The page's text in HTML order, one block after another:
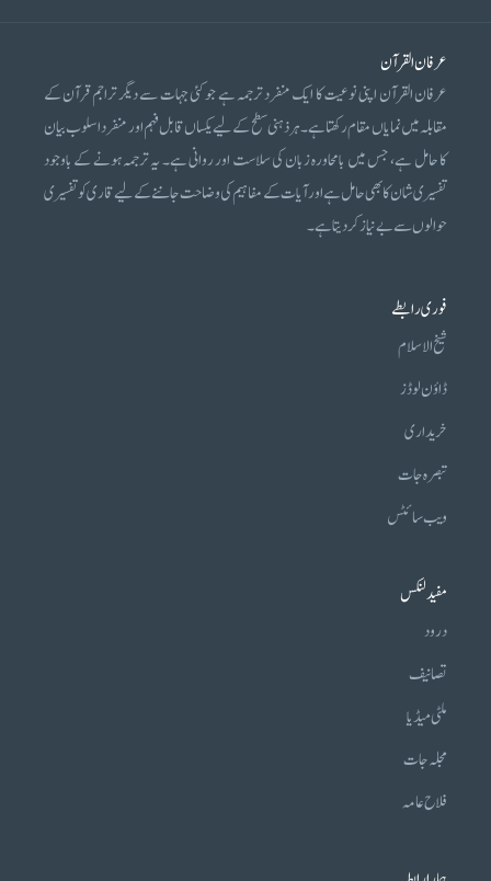
عرفان القرآن
عرفان القرآن اپنی نوعیت کا ایک منفرد ترجمہ ہے جو کئی جہات سے دیگر تراجم قرآن کے
مقابلہ میں نمایاں مقام رکھتا ہے۔ ہر ذہنی سطح کے لیے یکساں قابل فہم اور منفرد اسلوب بیان
کا حامل ہے، جس میں بامحاورہ زبان کی سلاست اور روانی ہے۔ یہ ترجمہ ہونے کے باوجود
تفسیری شان کا بھی حامل ہے اور آیات کے مفاہیم کی وضاحت جاننے کے لیے قاری کو تفسیری
حوالوں سے بے نیاز کر دیتا ہے۔
فوری رابطے
شیخ الاسلام
ڈاؤن لوڈز
خریداری
تبصرہ جات
ویب سائٹس
مفید لنکس
درود
تصانیف
ملٹی میڈیا
مجلہ جات
فلاح عامہ